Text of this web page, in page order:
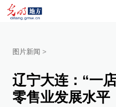
图片新闻 >
辽宁大连：“一
零售业发展水平